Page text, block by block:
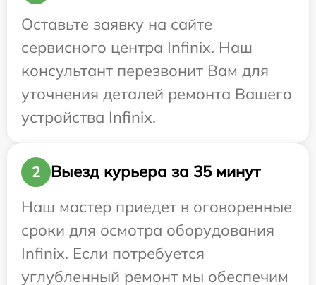
Оставьте заявку на сайте
сервисного центра Infinix. Наш
консультант перезвонит Вам для
уточнения деталей ремонта Вашего
устройства Infinix.
2
Выезд курьера за 35 минут
Наш мастер приедет в оговоренные
сроки для осмотра оборудования
Infinix. Если потребуется
углубленный ремонт мы обеспечим